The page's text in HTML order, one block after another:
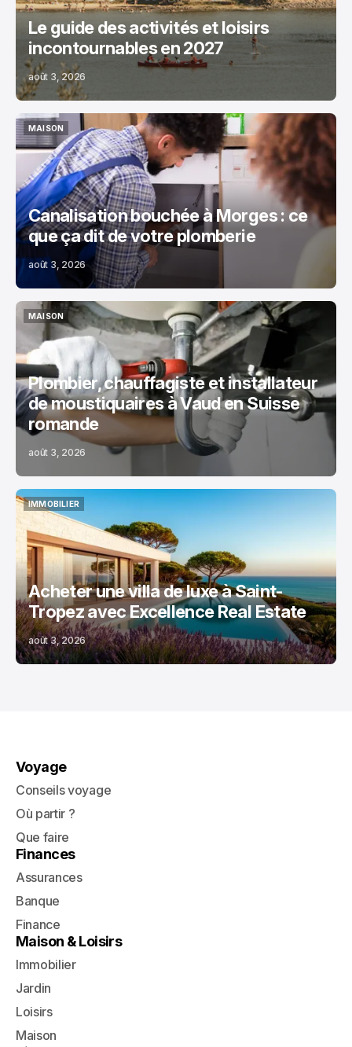
Le guide des activités et loisirs
incontournables en 2027
août 3, 2026
MAISON
MAISON
Canalisation bouchée à Morges : ce
que ça dit de votre plomberie
août 3, 2026
MAISON
MAISON
Plombier, chauffagiste et installateur
de moustiquaires à Vaud en Suisse
romande
août 3, 2026
IMMOBILIER
IMMOBILIER
Acheter une villa de luxe à Saint-
Tropez avec Excellence Real Estate
août 3, 2026
Voyage
Conseils voyage
Où partir ?
Que faire
Finances
Assurances
Banque
Finance
Maison & Loisirs
Immobilier
Jardin
Loisirs
Maison